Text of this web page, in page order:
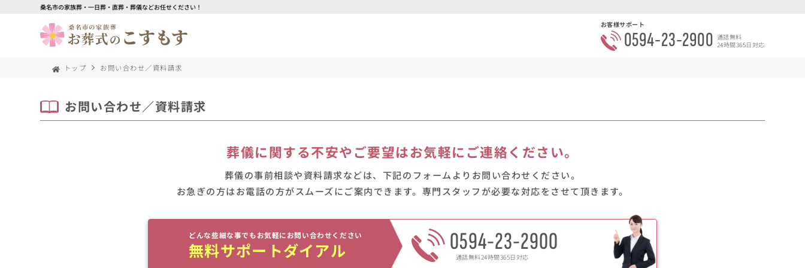
桑名市の家族葬・一日葬・直葬・葬儀などお任せください！
お客様サポート
0594-23-2900 通話無料
24時間365日対応
トップ お問い合わせ／資料請求
お問い合わせ／資料請求
葬儀に関する不安やご要望はお気軽にご連絡ください。
葬儀の事前相談や資料請求などは、下記のフォームよりお問い合わせください。
お急ぎの方はお電話の方がスムーズにご案内できます。 専門スタッフが必要な対応をさせて頂きます。
どんな些細な事でもお気軽にお問い合わせください
無料サポートダイアル 0594-23-2900
通話無料24時間365日対応